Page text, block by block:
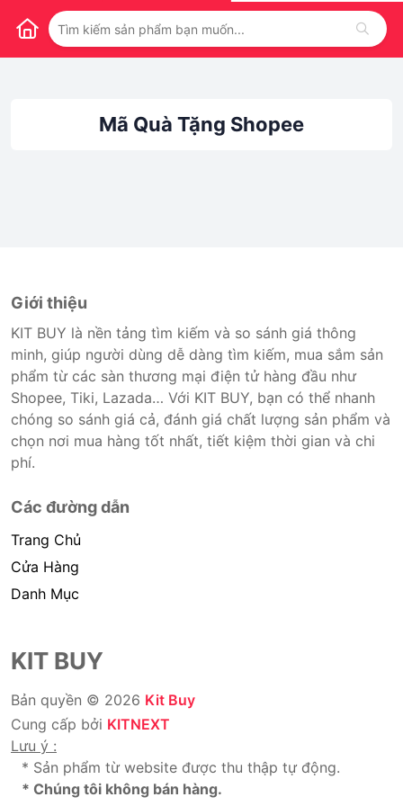
Mã Quà Tặng Shopee
Giới thiệu
KIT BUY là nền tảng tìm kiếm và so sánh giá thông
minh, giúp người dùng dễ dàng tìm kiếm, mua sắm sản
phẩm từ các sàn thương mại điện tử hàng đầu như
Shopee, Tiki, Lazada… Với KIT BUY, bạn có thể nhanh
chóng so sánh giá cả, đánh giá chất lượng sản phẩm và
chọn nơi mua hàng tốt nhất, tiết kiệm thời gian và chi
phí.
Các đường dẫn
Trang Chủ
Cửa Hàng
Danh Mục
KIT BUY
Bản quyền © 2026 Kit Buy
Cung cấp bởi KITNEXT
Lưu ý :
* Sản phẩm từ website được thu thập tự động.
* Chúng tôi không bán hàng.